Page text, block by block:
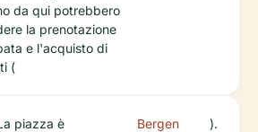
da qui potrebbero
la prenotazione
e l'acquisto di
(
piazza è
Bergen
).